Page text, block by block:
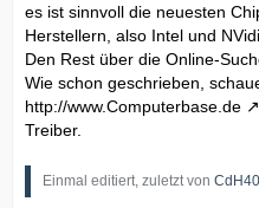
es ist sinnvoll die neuesten
Herstellern, also Intel und
Den Rest über die Online-
Wie schon geschrieben,
http://www.Computerbase.de
Treiber.
Einmal editiert, zuletzt von